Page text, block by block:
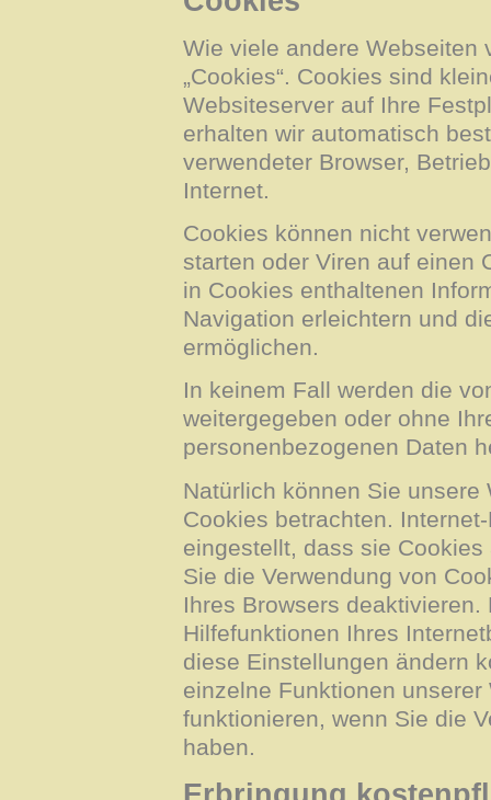
Wie viele andere Webseiten
„Cookies“. Cookies sind
Websiteserver auf Ihre
erhalten wir automatisch
verwendeter Browser,
Internet.
Cookies können nicht
starten oder Viren auf einen
in Cookies enthaltenen
Navigation erleichtern und
ermöglichen.
In keinem Fall werden die
weitergegeben oder ohne
personenbezogenen Daten
Natürlich können Sie
Cookies betrachten.
eingestellt, dass sie
Sie die Verwendung von
Ihres Browsers
Hilfefunktionen Ihres
diese Einstellungen ändern
einzelne Funktionen
funktionieren, wenn Sie die
haben.